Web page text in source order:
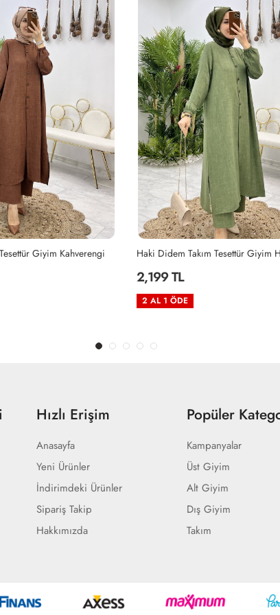
Giyim Haki Siyah Didem Takım Tesettür Giyim
2,199 TL
2 AL 1 ÖDE
Hızlı Erişim
Anasayfa
Yeni Ürünler
İndirimdeki Ürünler
Sipariş Takip
Hakkımızda
Popüler
Kampanyalar
Üst Giyim
Alt Giyim
Dış Giyim
Takım